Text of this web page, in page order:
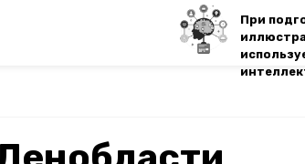
При